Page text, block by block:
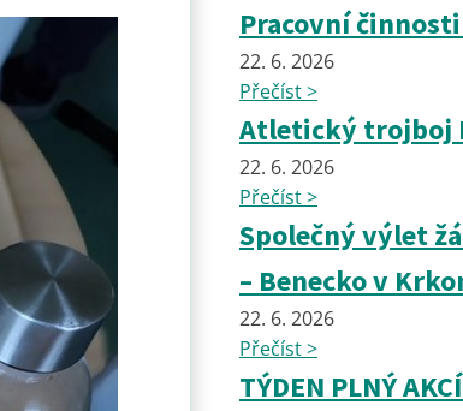
Pracovní
22. 6. 2026
Přečíst >
Atletický trojboj
22. 6. 2026
Přečíst >
Společný výlet
– Benecko v
22. 6. 2026
Přečíst >
TÝDEN PLNÝ